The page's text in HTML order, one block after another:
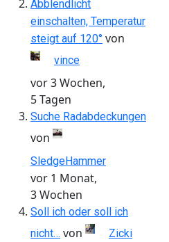
Abblendlicht
einschalten, Temperatur
steigt auf 120° von
vince
vor 3 Wochen,
5 Tagen
Suche Radabdeckungen
von
SledgeHammer
vor 1 Monat,
3 Wochen
Soll ich oder soll ich
nicht… von Zicki